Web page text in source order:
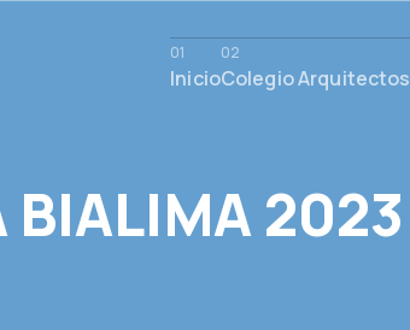
InicioColegio Arquitectos
BIALIMA 2023